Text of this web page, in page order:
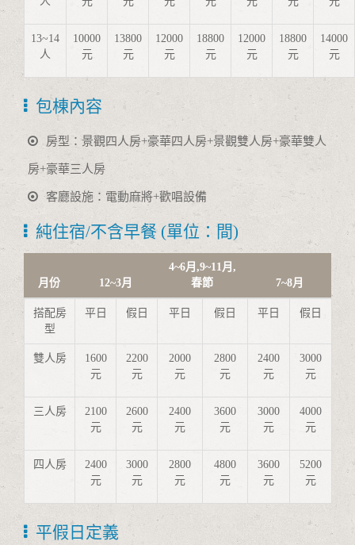
13~14
人
10000
元
13800
元
12000
元
18800
元
12000
元
18800
元
14000
元
包棟內容
房型：景觀四人房+豪華四人房+景觀雙人房+豪華雙人
房+豪華三人房
客廳設施：電動麻將+歡唱設備
純住宿/不含早餐 (單位：間)
月份 12~3月
4~6月,9~11月,
春節
7~8月
搭配房
型
平日 假日 平日 假日 平日 假日
雙人房
1600
元
2200
元
2000
元
2800
元
2400
元
3000
元
三人房
2100
元
2600
元
2400
元
3600
元
3000
元
4000
元
四人房
2400
元
3000
元
2800
元
4800
元
3600
元
5200
元
平假日定義